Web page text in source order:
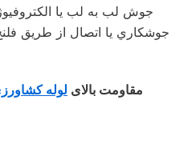
جوش لب به لب يا
جوشكاري يا اتصال از طريق
8- مقاومت بالای لوله